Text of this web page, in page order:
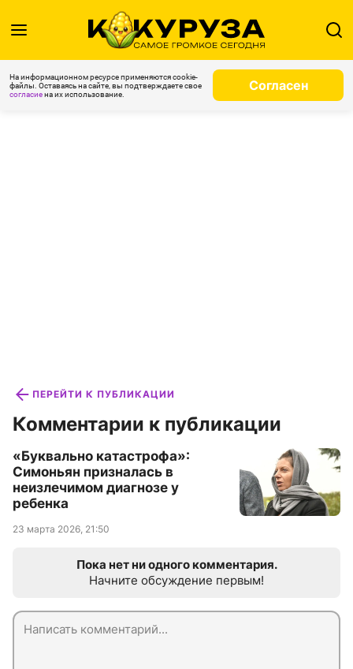
На информационном ресурсе применяются cookie-
файлы. Оставаясь на сайте, вы подтверждаете свое
согласиена их использование.
Согласен
ПЕРЕЙТИ К ПУБЛИКАЦИИ
Комментарии к публикации
«Буквально катастрофа»:
Симоньян призналась в
неизлечимом диагнозе у
ребенка
23 марта 2026, 21:50
Пока нет ни одного комментария.
Начните обсуждение первым!